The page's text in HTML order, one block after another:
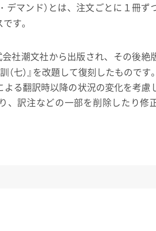
デマンド）とは、注文ごとに１冊ず
す。
社潮文社から出版され、その後絶
（七）』を改題して復刻したもので
る翻訳時以降の状況の変化を考慮
、訳注などの一部を削除したり修